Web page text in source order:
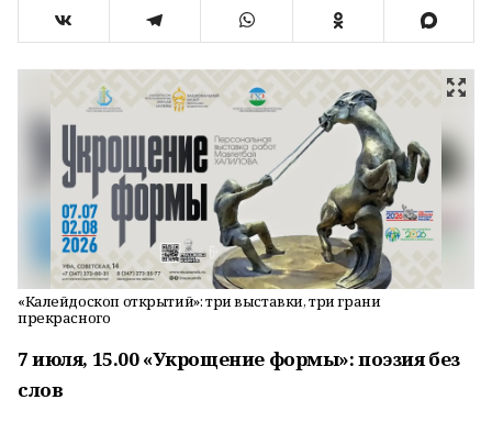
«Калейдоскоп открытий»: три выставки, три грани
прекрасного
7 июля, 15.00 «Укрощение формы»: поэзия без
слов